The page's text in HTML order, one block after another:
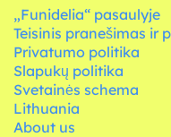
„Funidelia“ pasaulyje
Teisinis pranešimas ir
Privatumo politika
Slapukų politika
Svetainės schema
Lithuania
About us